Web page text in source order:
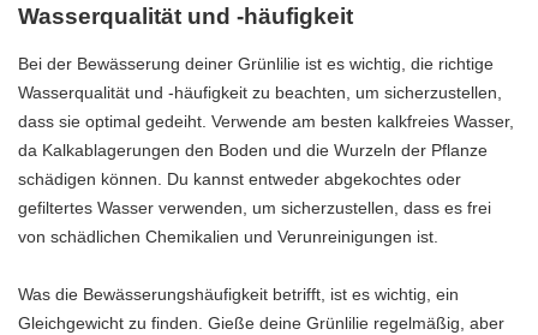
Wasserqualität und -häufigkeit
Bei der Bewässerung deiner Grünlilie ist es wichtig, die richtige
Wasserqualität und -häufigkeit zu beachten, um sicherzustellen,
dass sie optimal gedeiht. Verwende am besten kalkfreies Wasser,
da Kalkablagerungen den Boden und die Wurzeln der Pflanze
schädigen können. Du kannst entweder abgekochtes oder
gefiltertes Wasser verwenden, um sicherzustellen, dass es frei
von schädlichen Chemikalien und Verunreinigungen ist.
Was die Bewässerungshäufigkeit betrifft, ist es wichtig, ein
Gleichgewicht zu finden. Gieße deine Grünlilie regelmäßig, aber